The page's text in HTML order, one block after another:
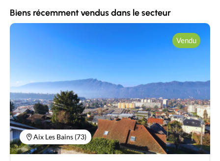
Biens récemment vendus dans le secteur
Aix Les Bains (73)
Vendu